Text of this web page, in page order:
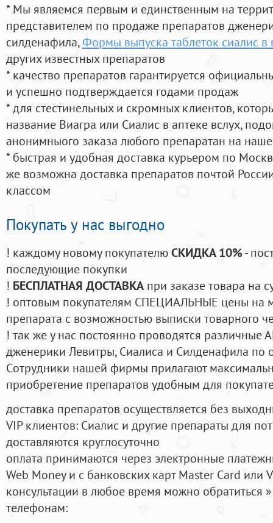
* Мы являемся первым и единственным на
представителем по продаже препаратов
силденафила,Формы выпуска таблеток сиалис в
других известных препаратов
* качество препаратов гарантируется
и успешно подтверждается годами продаж
* для стестинельных и скромных клиентов,
название Виагра или Сиалис в аптеке вслух,
анонимныого заказа любого препаратан на
* быстрая и удобная доставка курьером по
же возможна доставка препаратов почтой
классом
Покупать у нас выгодно
! каждому новому покупателюСКИДКА 10%-
последующие покупки
! БЕСПЛАТНАЯ ДОСТАВКА при заказе товара на
! оптовым покупателям СПЕЦИАЛЬНЫЕ цены на
препарата с возможностью выписки товарного
! так же у нас постоянно проводятся
дженерики Левитры, Сиалиса и Силденафила по
Cотрудники нашей фирмы прилагают
приобретение препаратов удобным для
доставка препаратов осуществляется без
VIP клиентов: Сиалис и другие препараты для
доставляются круглосуточно
оплата принимаются через электронные
Web Money и с банковских карт Master Card или
консультации в любое время можно обратиться
телефонам: